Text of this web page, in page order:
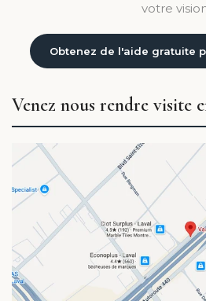
votre
Obtenez de l'aide gratuite
Venez nous rendre visite